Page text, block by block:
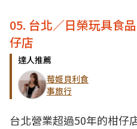
05. 台北／日榮玩具食
仔店
達人推薦
莓姬貝利食
事旅行
台北營業超過50年的柑仔